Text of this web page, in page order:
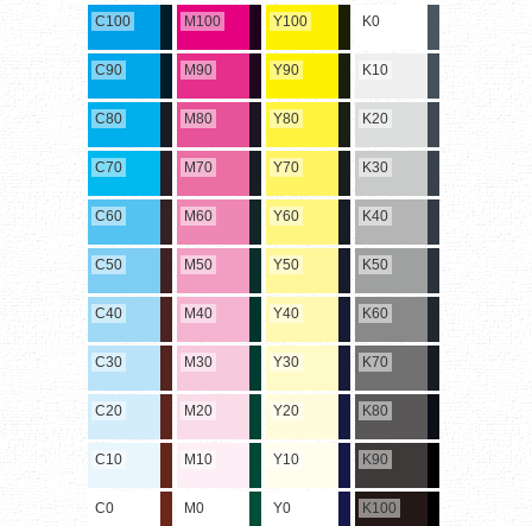
C100
C90
C80
C70
C60
C50
C40
C30
C20
C10
C0
M100
M90
M80
M70
M60
M50
M40
M30
M20
M10
M0
Y100
Y90
Y80
Y70
Y60
Y50
Y40
Y30
Y20
Y10
Y0
K0
K10
K20
K30
K40
K50
K60
K70
K80
K90
K100